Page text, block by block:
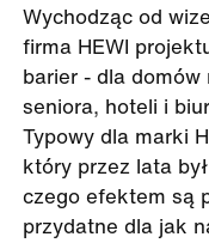
Wychodząc od
firma HEWI
barier - dla
seniora, hoteli i
Typowy dla marki
który przez lata
czego efektem są
przydatne dla jak